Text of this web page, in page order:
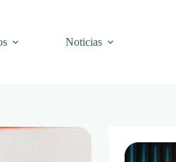
Noticias